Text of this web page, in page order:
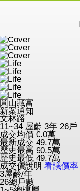
圓山藏富
新案通知
文林路
11~34 屋齡 3年 26戶
成交均價 0.0萬
最新成交 49.7萬
歷史最高 90.5萬
歷史最低 49.7萬
成交價說明 看議價率
3屋齡/年
26總戶數